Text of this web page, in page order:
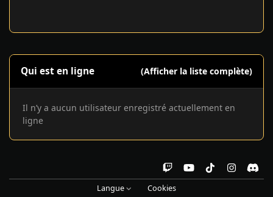
Qui est en ligne (Afficher la liste complète)
Il n’y a aucun utilisateur enregistré actuellement en
ligne
w
i
o
i
n
d
i
Langue Cookies